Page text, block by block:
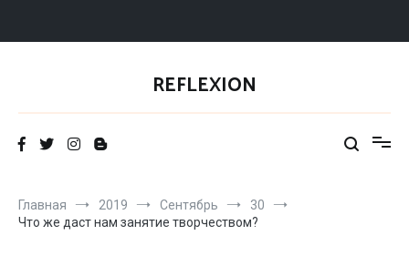
REFLEXION
Главная 2019 Сентябрь
30
Что же даст нам занятие творчеством?